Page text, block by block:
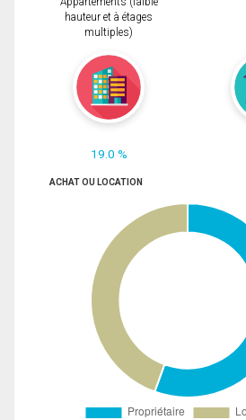
hauteur et à étages
multiples)
19.0 %
ACHAT OU LOCATION